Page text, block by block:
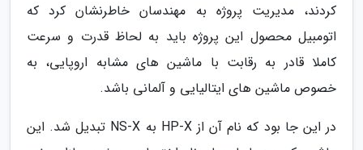
کردند، مدیریت پروژه به مهندسان خاطرنشان کرد که
اتومبیل محصول این پروژه باید به لحاظ قدرت و سرعت
کاملا قادر به رقابت با ماشین های مشابه اروپایی، به
خصوص ماشین های ایتالیایی و آلمانی باشد.
در این جا بود که نام آن از HP-X به NS-X تبدیل شد. این